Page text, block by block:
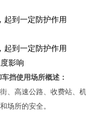
起到一定防护作用
起到一定防护作用
影响
车挡使用场所概述：
、高速公路、收费站、
场所的安全。